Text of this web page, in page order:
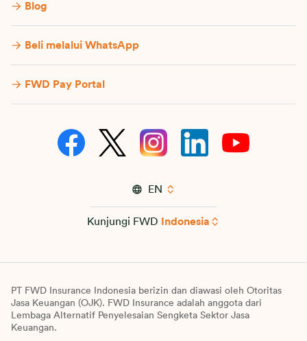
Blog
Beli melalui WhatsApp
FWD Pay Portal
EN
Kunjungi FWD Indonesia
PT FWD Insurance Indonesia berizin dan diawasi oleh Otoritas
Jasa Keuangan (OJK). FWD Insurance adalah anggota dari
Lembaga Alternatif Penyelesaian Sengketa Sektor Jasa
Keuangan.